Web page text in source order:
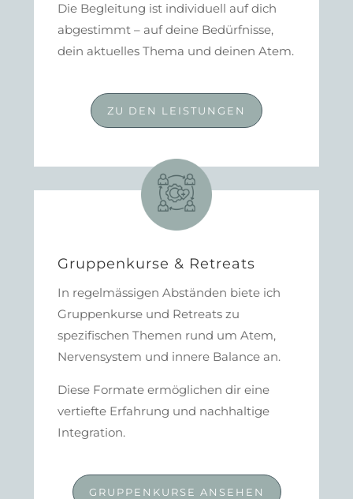
Die Begleitung ist individuell auf dich
abgestimmt – auf deine Bedürfnisse,
dein aktuelles Thema und deinen Atem.
ZU DEN LEISTUNGEN
Gruppenkurse & Retreats
In regelmässigen Abständen biete ich
Gruppenkurse und Retreats zu
spezifischen Themen rund um Atem,
Nervensystem und innere Balance an.
Diese Formate ermöglichen dir eine
vertiefte Erfahrung und nachhaltige
Integration.
GRUPPENKURSE ANSEHEN